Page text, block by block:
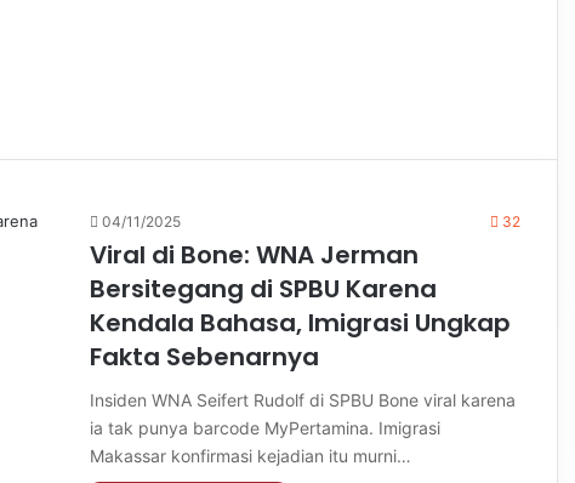
04/11/2025 32
Viral di Bone: WNA Jerman
Bersitegang di SPBU Karena
Kendala Bahasa, Imigrasi Ungkap
Fakta Sebenarnya
Insiden WNA Seifert Rudolf di SPBU Bone viral karena
ia tak punya barcode MyPertamina. Imigrasi
Makassar konfirmasi kejadian itu murni…